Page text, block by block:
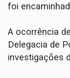
foi
​A ocorrência
Delegacia de
investigações